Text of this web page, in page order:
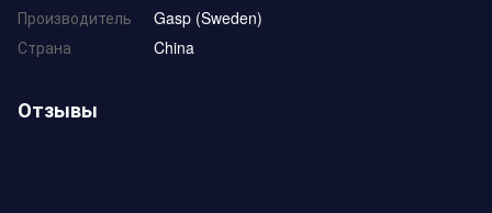
Производитель
Gasp (Sweden)
Страна
China
Отзывы